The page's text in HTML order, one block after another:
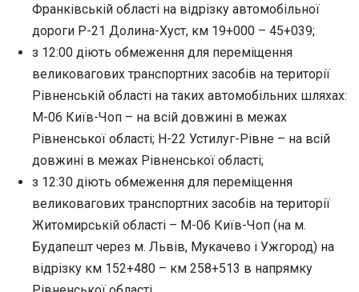
Франківській області на відрізку автомобільної
дороги Р-21 Долина-Хуст, км 19+000 – 45+039;
з 12:00 діють обмеження для переміщення
великовагових транспортних засобів на території
Рівненській області на таких автомобільних шляхах:
М-06 Київ-Чоп – на всій довжині в межах
Рівненської області; ⁠Н-22 Устилуг-Рівне – на всій
довжині в межах Рівненської області;
з 12:30 діють обмеження для переміщення
великовагових транспортних засобів на території
Житомирській області – М-06 Київ-Чоп (на м.
Будапешт через м. Львів, Мукачево і Ужгород) на
відрізку км 152+480 – км 258+513 в напрямку